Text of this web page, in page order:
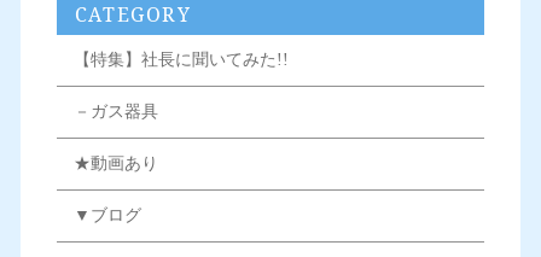
CATEGORY
【特集】社長に聞いてみた!!
－ガス器具
★動画あり
▼ブログ